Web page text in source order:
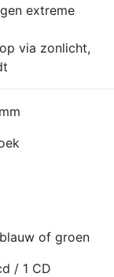
extreme
via zonlicht,
of groen
/ 1 CD